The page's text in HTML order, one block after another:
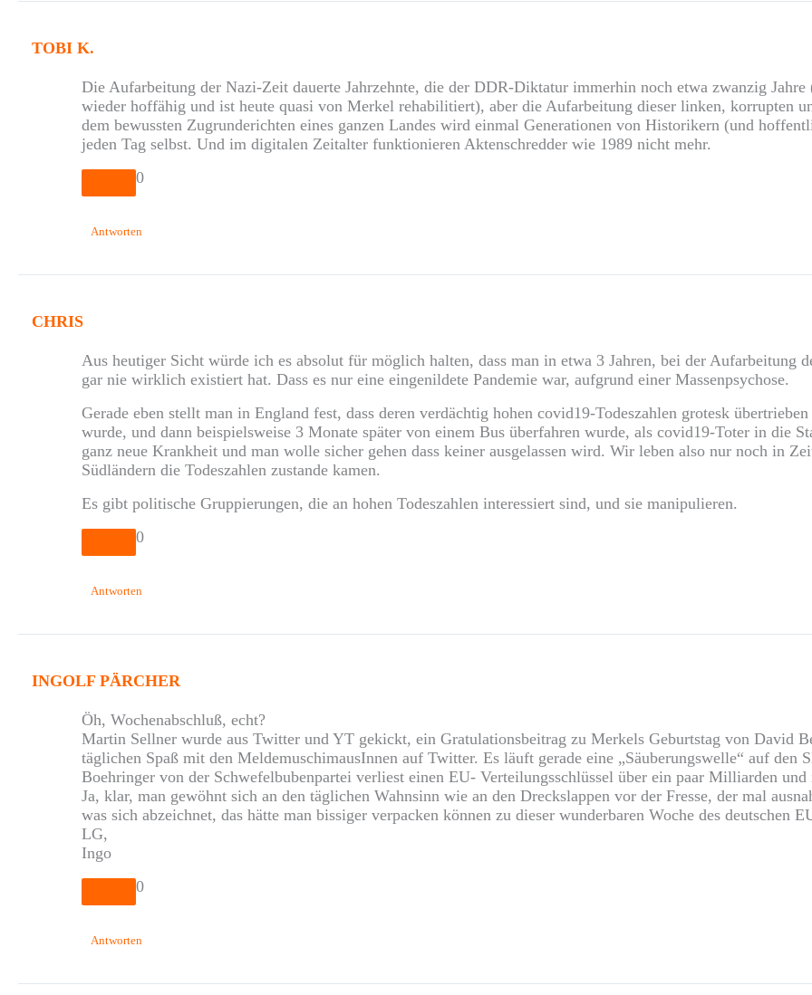
TOBI K.
Die Aufarbeitung der Nazi-Zeit dauerte Jahrzehnte, die der DDR-Diktatur immerhin noch etwa zwanzig
wieder hoffähig und ist heute quasi von Merkel rehabilitiert), aber die Aufarbeitung dieser linken, korrupten
dem bewussten Zugrunderichten eines ganzen Landes wird einmal Generationen von Historikern (und
jeden Tag selbst. Und im digitalen Zeitalter funktionieren Aktenschredder wie 1989 nicht mehr.
0
Antworten
CHRIS
Aus heutiger Sicht würde ich es absolut für möglich halten, dass man in etwa 3 Jahren, bei der Aufarbeitung
gar nie wirklich existiert hat. Dass es nur eine eingenildete Pandemie war, aufgrund einer Massenpsychose.
Gerade eben stellt man in England fest, dass deren verdächtig hohen covid19-Todeszahlen grotesk
wurde, und dann beispielsweise 3 Monate später von einem Bus überfahren wurde, als covid19-Toter in die
ganz neue Krankheit und man wolle sicher gehen dass keiner ausgelassen wird. Wir leben also nur noch in
Südländern die Todeszahlen zustande kamen.
Es gibt politische Gruppierungen, die an hohen Todeszahlen interessiert sind, und sie manipulieren.
0
Antworten
INGOLF PÄRCHER
Öh, Wochenabschluß, echt?
Martin Sellner wurde aus Twitter und YT gekickt, ein Gratulationsbeitrag zu Merkels Geburtstag von David
täglichen Spaß mit den MeldemuschimausInnen auf Twitter. Es läuft gerade eine „Säuberungswelle“ auf den
Boehringer von der Schwefelbubenpartei verliest einen EU- Verteilungsschlüssel über ein paar Milliarden
Ja, klar, man gewöhnt sich an den täglichen Wahnsinn wie an den Dreckslappen vor der Fresse, der mal
was sich abzeichnet, das hätte man bissiger verpacken können zu dieser wunderbaren Woche des deutschen
LG,
Ingo
0
Antworten